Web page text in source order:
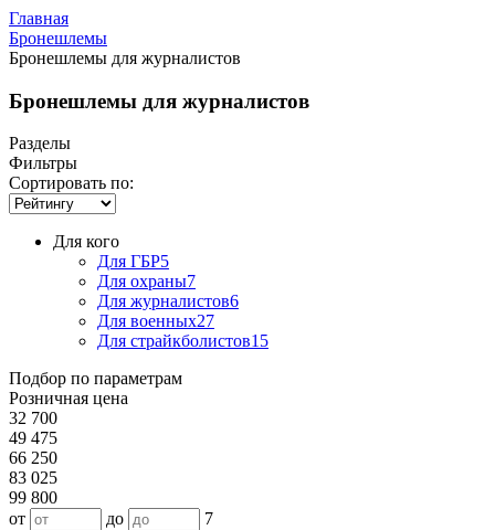
Главная
Бронешлемы
Бронешлемы для журналистов
Бронешлемы для журналистов
Разделы
Фильтры
Сортировать по:
Для кого
Для ГБР5
Для охраны7
Для журналистов6
Для военных27
Для страйкболистов15
Подбор по параметрам
Розничная цена
32 700
49 475
66 250
83 025
99 800
от
до
7